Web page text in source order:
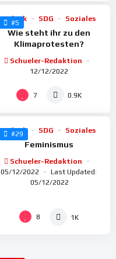
#5
Politik SDG Soziales
Wie steht ihr zu den
Klimaprotesten?
Schueler-Redaktion
12/12/2022
7 0.9K
#29
%
Politik SDG Soziales
Feminismus
Schueler-Redaktion
05/12/2022
Last Updated:
05/12/2022
8 1K